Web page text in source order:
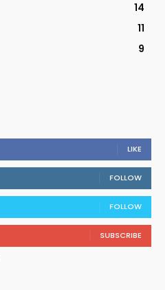
14
11
9
LIKE
FOLLOW
FOLLOW
SUBSCRIBE